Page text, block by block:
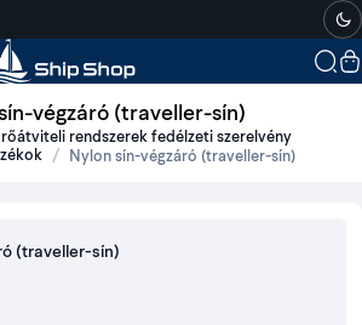
végzáró (traveller-sín)
rendszerek fedélzeti szerelvény
Nylon sín-végzáró (traveller-sín)